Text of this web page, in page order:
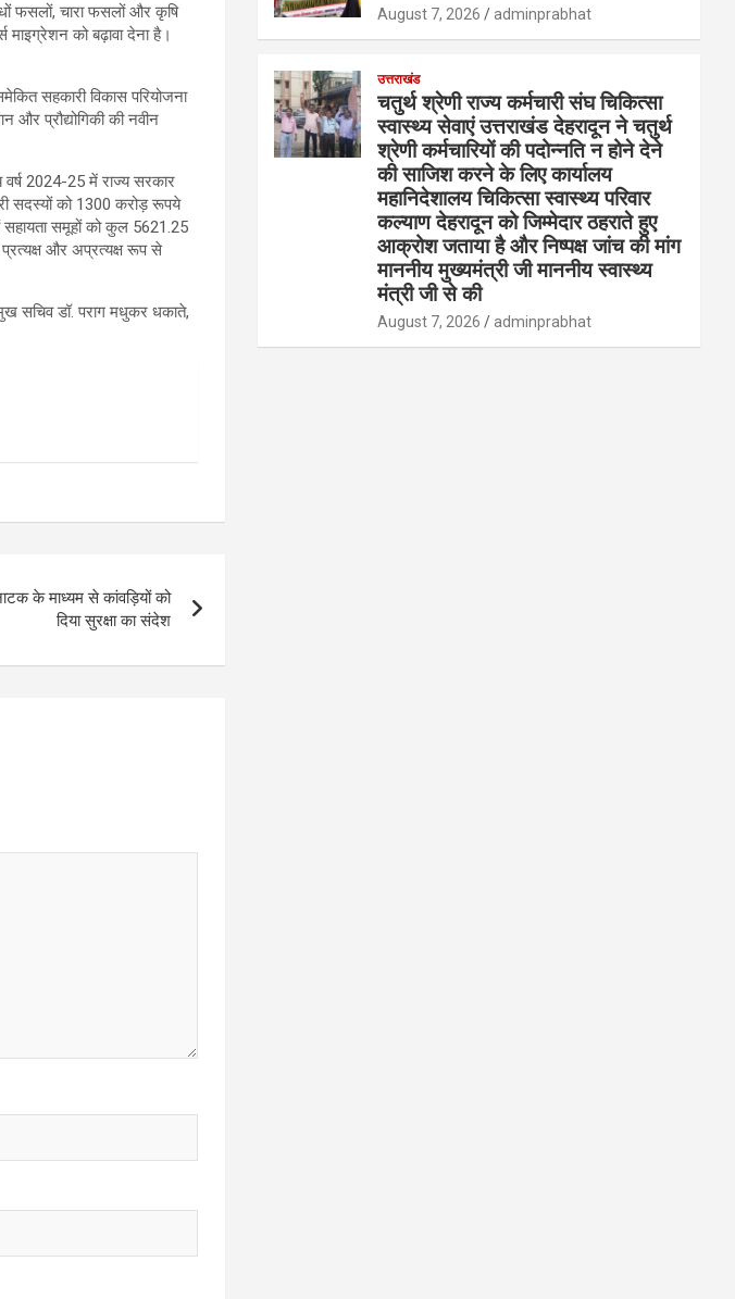
फसलों, चारा फसलों और कृषि
माइग्रेशन को बढ़ावा देना है।
सहकारी विकास परियोजना
और प्रौद्योगिकी की नवीन
वर्ष 2024-25 में राज्य सरकार
सदस्यों को 1300 करोड़ रूपये
सहायता समूहों को कुल 5621.25
और अप्रत्यक्ष रूप से
सचिव डॉ. पराग मधुकर धकाते,
के माध्यम से कांवड़ियों को
दिया सुरक्षा का संदेश
August 7, 2026 adminprabhat
उत्तराखंड
चतुर्थ श्रेणी राज्य कर्मचारी संघ चिकित्सा
स्वास्थ्य सेवाएं उत्तराखंड देहरादून ने चतुर्थ
श्रेणी कर्मचारियों की पदोन्नति न होने देने
की साजिश करने के लिए कार्यालय
महानिदेशालय चिकित्सा स्वास्थ्य परिवार
कल्याण देहरादून को जिम्मेदार ठहराते हुए
आक्रोश जताया है और निष्पक्ष जांच की मांग
माननीय मुख्यमंत्री जी माननीय स्वास्थ्य
मंत्री जी से की
August 7, 2026 adminprabhat